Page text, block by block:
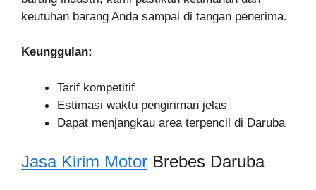
keutuhan barang Anda sampai di tangan penerima.
Keunggulan:
Tarif kompetitif
Estimasi waktu pengiriman jelas
Dapat menjangkau area terpencil di Daruba
Jasa Kirim Motor Brebes Daruba